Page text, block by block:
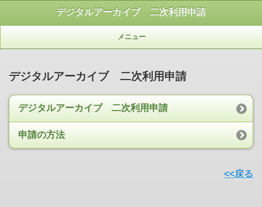
デジタルアーカイブ 二次利用申請
メニュー
デジタルアーカイブ 二次利用申請
デジタルアーカイブ 二次利用申請
申請の方法
<<戻る